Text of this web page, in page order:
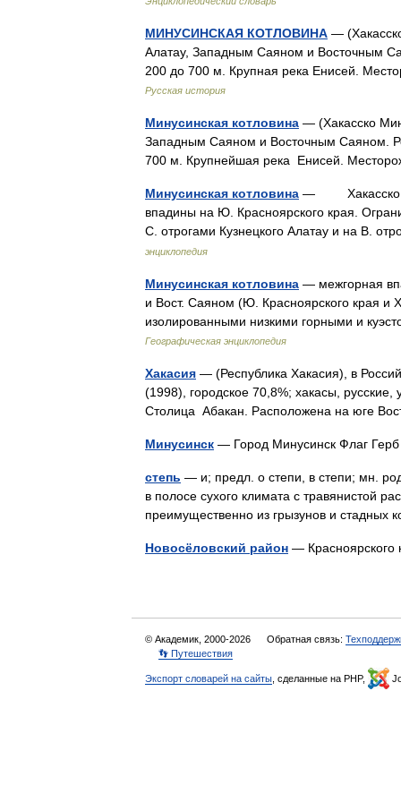
МИНУСИНСКАЯ КОТЛОВИНА —
Алатау, Западным Саяном и Восточным
200 до 700 м. Крупная река Енисей.
Русская история
Минусинская котловина — (Хакасско
Западным Саяном и Восточным Саяном.
700 м. Крупнейшая река Енисей.
Минусинская котловина — Хакасско
впадины на Ю. Красноярского края.
С. отрогами Кузнецкого Алатау и на В.
энциклопедия
Минусинская котловина — межгорная
и Вост. Саяном (Ю. Красноярского края и
изолированными низкими горными и
Географическая энциклопедия
Хакасия — (Республика Хакасия), в
(1998), городское 70,8%; хакасы, русские,
Столица Абакан. Расположена на юге
Минусинск — Город Минусинск Флаг
степь — и; предл. о степи, в степи; мн.
в полосе сухого климата с травянистой
преимущественно из грызунов и
Новосёловский район —
© Академик, 2000-2026 Обратная связь:
👣 Путешествия
Экспорт словарей на сайты , сделанные на PHP,